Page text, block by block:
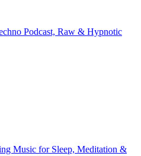
Podcast, Raw & Hypnotic
Music for Sleep, Meditation &